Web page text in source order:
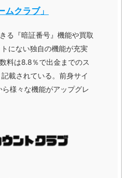
ムクラブ」
る『暗証番号』機能や買取
にない独自の機能が充実
料は8.8％で出金までのス
載されている。前身サイ
様々な機能がアップグレ